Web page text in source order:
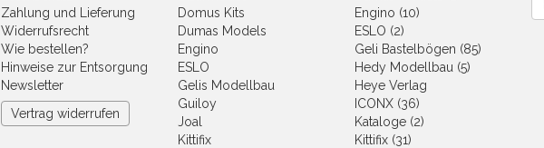
Zahlung und Lieferung
Widerrufsrecht
Wie bestellen?
Hinweise zur Entsorgung
Newsletter
Vertrag widerrufen
Domus Kits
Dumas Models
Engino
ESLO
Gelis Modellbau
Guiloy
Joal
Kittifix
Engino (10)
ESLO (2)
Geli Bastelbögen (85)
Hedy Modellbau (5)
Heye Verlag
ICONX (36)
Kataloge (2)
Kittifix (31)